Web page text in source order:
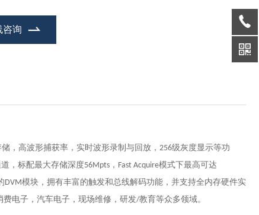
咨询
，高波形捕获率，实时波形录制与回放， 256级灰度显示等功
，标配最大存储深度56Mpts， Fast Acquire模式下最高可达
DVM模块，拥有丰富的触发和总线解码功能，并支持全内存硬件实
电子，汽车电子，现场维修，研发/教育等众多领域。